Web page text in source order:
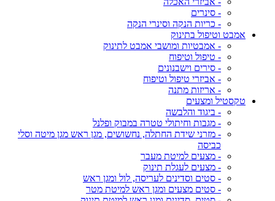
- סינרים
- כריות הנקה וסינרי הנקה
אמבט וטיפול בתינוק
- אמבטיות ומושבי אמבט לתינוק
- טיפול וטיפוח
- סירים וישבנונים
- אביזרי טיפול וטיפוח
- אריזות מתנה
טקסטיל ומצעים
- ביגוד והלבשה
- מגבות וחיתולי טטרה במבוק ופלנל
- מזרני שידת החתלה, נחשושים, מגן ראש מגן מיטה וסלי
כביסה
- מצעים למיטת מעבר
- מצעים לעגלת תינוק
- סטים וסדינים לעריסה, לול ומגן ראש
- סטים מצעים ומגן ראש למיטת מטר